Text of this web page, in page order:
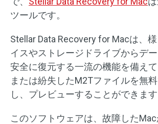
ツールです。
Stellar Data Recovery for Macは、
イスやストレージドライブからデ
安全に復元する一流の機能を備え
または紛失したM2Tファイルを無
し、プレビューすることができます
このソフトウェアは、故障した